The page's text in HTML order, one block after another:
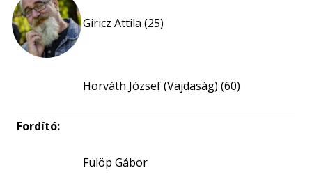
Giricz Attila (25)
Horváth József (Vajdaság) (60)
Fordító:
Fülöp Gábor